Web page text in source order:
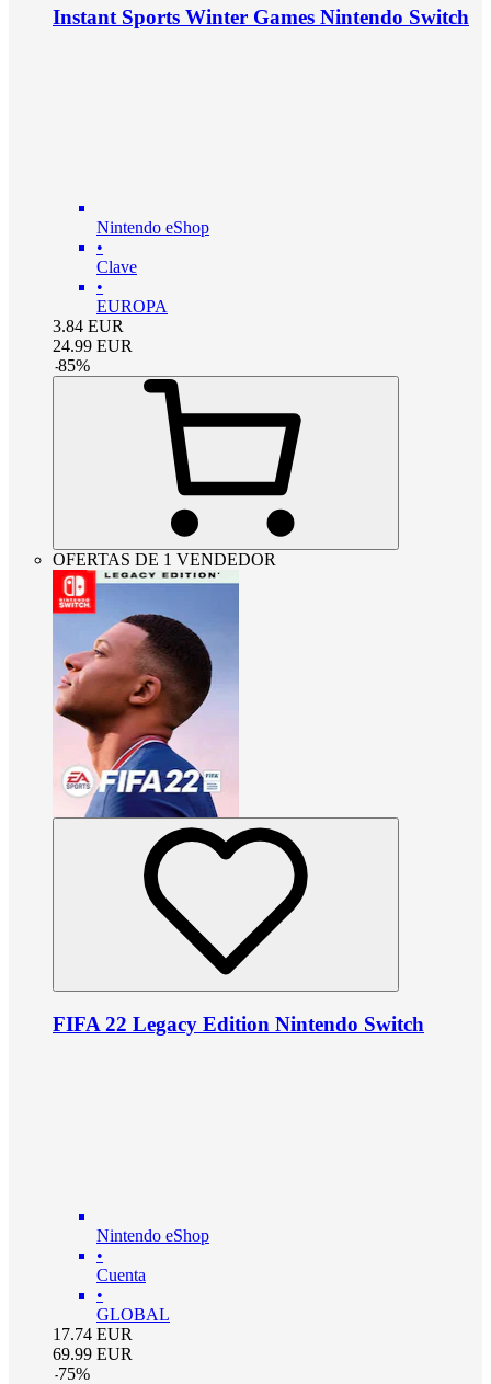
Instant Sports Winter Games Nintendo Switch
Nintendo eShop
•
Clave
•
EUROPA
3.84 EUR
24.99 EUR
-85%
OFERTAS DE 1 VENDEDOR
FIFA 22 Legacy Edition Nintendo Switch
Nintendo eShop
•
Cuenta
•
GLOBAL
17.74 EUR
69.99 EUR
-75%